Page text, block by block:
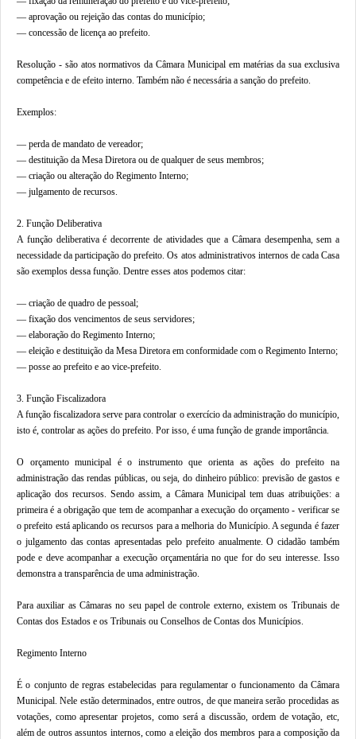
— aprovação ou rejeição das contas do município;
— concessão de licença ao prefeito.
Resolução - são atos normativos da Câmara Municipal em matérias da sua exclusiva
competência e de efeito interno. Também não é necessária a sanção do prefeito.
Exemplos:
— perda de mandato de vereador;
— destituição da Mesa Diretora ou de qualquer de seus membros;
— criação ou alteração do Regimento Interno;
— julgamento de recursos.
2. Função Deliberativa
A função deliberativa é decorrente de atividades que a Câmara desempenha, sem a
necessidade da participação do prefeito. Os atos administrativos internos de cada Casa
são exemplos dessa função. Dentre esses atos podemos citar:
— criação de quadro de pessoal;
— fixação dos vencimentos de seus servidores;
— elaboração do Regimento Interno;
— eleição e destituição da Mesa Diretora em conformidade com o Regimento Interno;
— posse ao prefeito e ao vice-prefeito.
3. Função Fiscalizadora
A função fiscalizadora serve para controlar o exercício da administração do município,
isto é, controlar as ações do prefeito. Por isso, é uma função de grande importância.
O orçamento municipal é o instrumento que orienta as ações do prefeito na
administração das rendas públicas, ou seja, do dinheiro público: previsão de gastos e
aplicação dos recursos. Sendo assim, a Câmara Municipal tem duas atribuições: a
primeira é a obrigação que tem de acompanhar a execução do orçamento - verificar se
o prefeito está aplicando os recursos para a melhoria do Município. A segunda é fazer
o julgamento das contas apresentadas pelo prefeito anualmente. O cidadão também
pode e deve acompanhar a execução orçamentária no que for do seu interesse. Isso
demonstra a transparência de uma administração.
Para auxiliar as Câmaras no seu papel de controle externo, existem os Tribunais de
Contas dos Estados e os Tribunais ou Conselhos de Contas dos Municípios.
Regimento Interno
É o conjunto de regras estabelecidas para regulamentar o funcionamento da Câmara
Municipal. Nele estão determinados, entre outros, de que maneira serão procedidas as
votações, como apresentar projetos, como será a discussão, ordem de votação, etc,
além de outros assuntos internos, como a eleição dos membros para a composição da